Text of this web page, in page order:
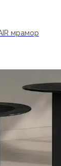
мрамор